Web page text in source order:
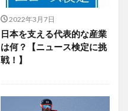
2022年3月7日
日本を支える代表的な産業
は何？【ニュース検定に挑
戦！】